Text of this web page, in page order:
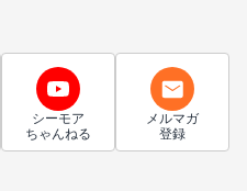
シーモア
ちゃんねる
メルマガ
登録